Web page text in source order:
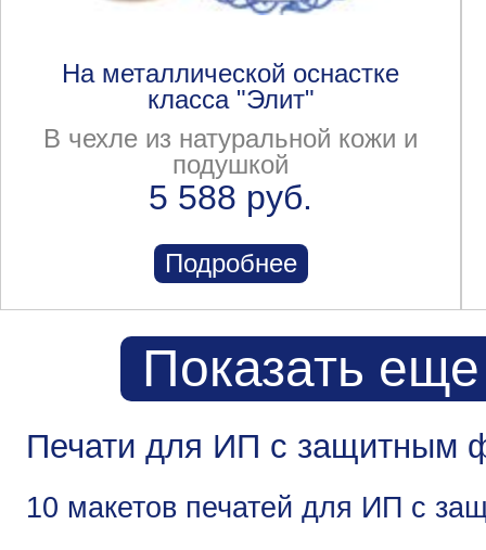
На металлической оснастке
класса "Элит"
В чехле из натуральной кожи и
подушкой
5 588 руб.
Подробнее
Показать
Печати для ИП с защитным
10 макетов печатей для ИП с